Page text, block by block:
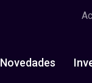
Novedades